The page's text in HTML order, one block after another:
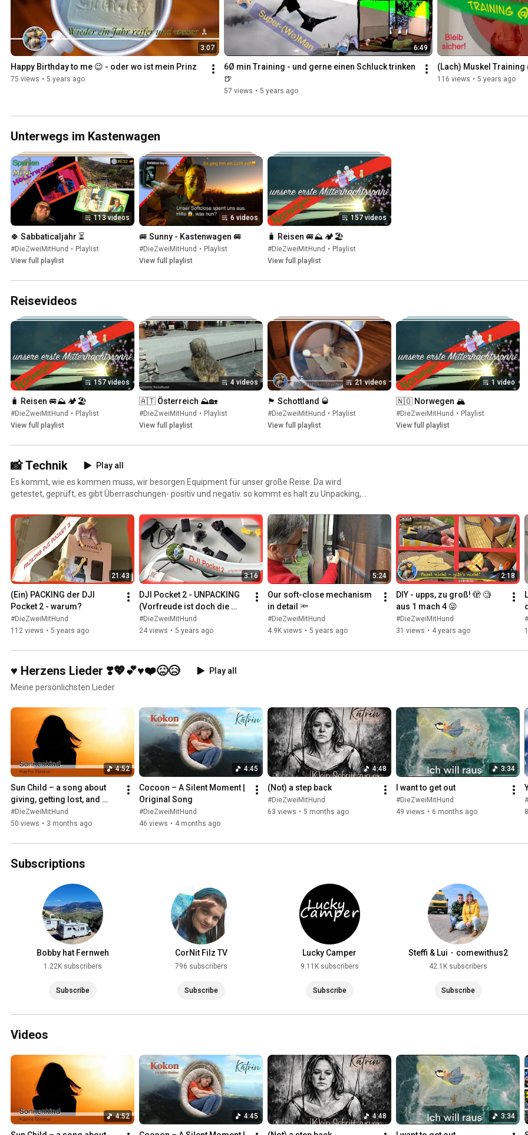
3:07
Happy Birthday to me 😉 - oder wo ist mein Prinz
75 views • 5 years ago
6:49
6Ø min Training - und gerne einen Schluck trinken
🍺
57 views • 5 years ago
(Lach) Muskel Training
116 views • 5 years ago
Unterwegs im Kastenwagen
113 videos
🍀 Sabbaticaljahr ⏳
#DieZweiMitHund • Playlist
View full playlist
6 videos
🚐 Sunny - Kastenwagen 🚐
#DieZweiMitHund • Playlist
View full playlist
157 videos
🧳 Reisen 🚐⛰ 🏕🏖
#DieZweiMitHund • Playlist
View full playlist
Reisevideos
157 videos
🧳 Reisen 🚐⛰ 🏕🏖
#DieZweiMitHund • Playlist
View full playlist
4 videos
🇦🇹 Österreich ⛰🏡
#DieZweiMitHund • Playlist
View full playlist
21 videos
🏴󠁧󠁢󠁳󠁣󠁴󠁿 Schottland 🥃
#DieZweiMitHund • Playlist
View full playlist
1 video
🇳🇴 Norwegen 🏔
#DieZweiMitHund • Playlist
View full playlist
📸 Technik
Play all
Es kommt, wie es kommen muss, wir besorgen Equipment für unser große Reise. Da wird
getestet, geprüft, es gibt Überraschungen- positiv und negativ. so kommt es halt zu Unpacking,
für andere.
21:43
(Ein) PACKING der DJI
Pocket 2 - warum?
#DieZweiMitHund
112 views • 5 years ago
3:16
DJI Pocket 2 - UNPACKING
(Vorfreude ist doch die
schönste Freude)
#DieZweiMitHund
24 views • 5 years ago
5:24
Our soft-close mechanism
in detail 🔦
#DieZweiMitHund
4.9K views • 5 years ago
2:18
DIY - upps, zu groß! 🫣 🧐
aus 1 mach 4 😜
#DieZweiMitHund
31 views • 4 years ago
♥️ Herzens Lieder ❣️💖💕♥️❤️😖😥
Play all
Meine persönlichsten Lieder
4:52
Sun Child – a song about
giving, getting lost, and
finding boundaries
#DieZweiMitHund
50 views • 3 months ago
4:45
Cocoon – A Silent Moment |
Original Song
#DieZweiMitHund
46 views • 4 months ago
4:48
(Not) a step back
#DieZweiMitHund
63 views • 5 months ago
3:34
I want to get out
#DieZweiMitHund
49 views • 6 months ago
Subscriptions
Bobby hat Fernweh
1.22K subscribers
Subscribe
CorNit Filz TV
796 subscribers
Subscribe
Lucky Camper
9.11K subscribers
Subscribe
Steffi & Lui・comewithus2
42.1K subscribers
Subscribe
Videos
4:52 4:45 4:48 3:34